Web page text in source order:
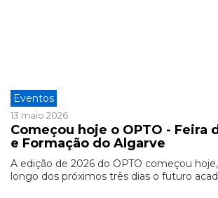
Eventos
13 maio 2026
Começou hoje o OPTO - Feira
e Formação do Algarve
A edição de 2026 do OPTO começou
longo dos próximos três dias o futuro